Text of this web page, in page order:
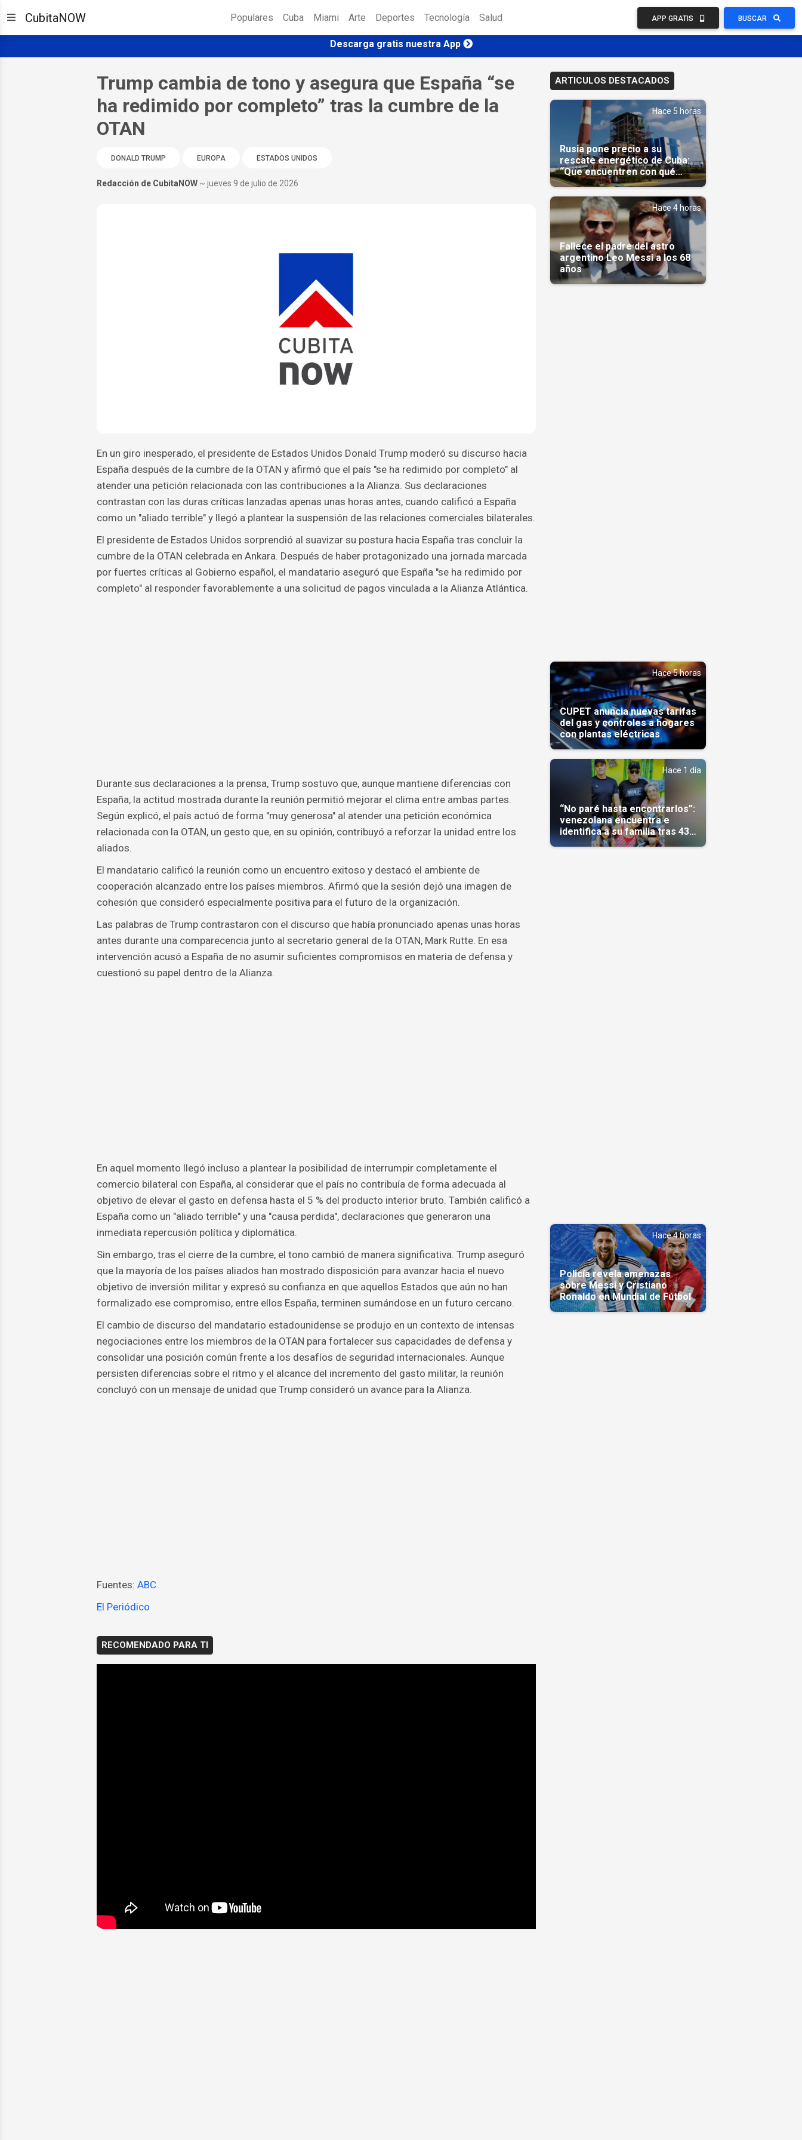
CubitaNOW Populares Cuba Miami Arte Deportes Tecnología Salud APP GRATIS BUSCAR
Descarga gratis nuestra App
Trump cambia de tono y asegura que España “se
ha redimido por completo” tras la cumbre de la
OTAN
DONALD TRUMP EUROPA ESTADOS UNIDOS
Redacción de CubitaNOW ~ jueves 9 de julio de 2026
En un giro inesperado, el presidente de Estados Unidos Donald Trump moderó su discurso hacia
España después de la cumbre de la OTAN y afirmó que el país "se ha redimido por completo" al
atender una petición relacionada con las contribuciones a la Alianza. Sus declaraciones
contrastan con las duras críticas lanzadas apenas unas horas antes, cuando calificó a España
como un "aliado terrible" y llegó a plantear la suspensión de las relaciones comerciales bilaterales.
El presidente de Estados Unidos sorprendió al suavizar su postura hacia España tras concluir la
cumbre de la OTAN celebrada en Ankara. Después de haber protagonizado una jornada marcada
por fuertes críticas al Gobierno español, el mandatario aseguró que España "se ha redimido por
completo" al responder favorablemente a una solicitud de pagos vinculada a la Alianza Atlántica.
Durante sus declaraciones a la prensa, Trump sostuvo que, aunque mantiene diferencias con
España, la actitud mostrada durante la reunión permitió mejorar el clima entre ambas partes.
Según explicó, el país actuó de forma "muy generosa" al atender una petición económica
relacionada con la OTAN, un gesto que, en su opinión, contribuyó a reforzar la unidad entre los
aliados.
El mandatario calificó la reunión como un encuentro exitoso y destacó el ambiente de
cooperación alcanzado entre los países miembros. Afirmó que la sesión dejó una imagen de
cohesión que consideró especialmente positiva para el futuro de la organización.
Las palabras de Trump contrastaron con el discurso que había pronunciado apenas unas horas
antes durante una comparecencia junto al secretario general de la OTAN, Mark Rutte. En esa
intervención acusó a España de no asumir suficientes compromisos en materia de defensa y
cuestionó su papel dentro de la Alianza.
En aquel momento llegó incluso a plantear la posibilidad de interrumpir completamente el
comercio bilateral con España, al considerar que el país no contribuía de forma adecuada al
objetivo de elevar el gasto en defensa hasta el 5 % del producto interior bruto. También calificó a
España como un "aliado terrible" y una "causa perdida", declaraciones que generaron una
inmediata repercusión política y diplomática.
Sin embargo, tras el cierre de la cumbre, el tono cambió de manera significativa. Trump aseguró
que la mayoría de los países aliados han mostrado disposición para avanzar hacia el nuevo
objetivo de inversión militar y expresó su confianza en que aquellos Estados que aún no han
formalizado ese compromiso, entre ellos España, terminen sumándose en un futuro cercano.
El cambio de discurso del mandatario estadounidense se produjo en un contexto de intensas
negociaciones entre los miembros de la OTAN para fortalecer sus capacidades de defensa y
consolidar una posición común frente a los desafíos de seguridad internacionales. Aunque
persisten diferencias sobre el ritmo y el alcance del incremento del gasto militar, la reunión
concluyó con un mensaje de unidad que Trump consideró un avance para la Alianza.
Fuentes: ABC
El Periódico
RECOMENDADO PARA TI
ARTICULOS DESTACADOS
Hace 5 horas
Rusia pone precio a su
rescate energético de Cuba:
“Que encuentren con qué
pagarnos”
Hace 4 horas
Fallece el padre del astro
argentino Leo Messi a los 68
años
Hace 5 horas
CUPET anuncia nuevas tarifas
del gas y controles a hogares
con plantas eléctricas
Hace 1 día
“No paré hasta encontrarlos”:
venezolana encuentra e
identifica a su familia tras 43
días del terremoto
Hace 4 horas
Policía revela amenazas
sobre Messi y Cristiano
Ronaldo en Mundial de Fútbol